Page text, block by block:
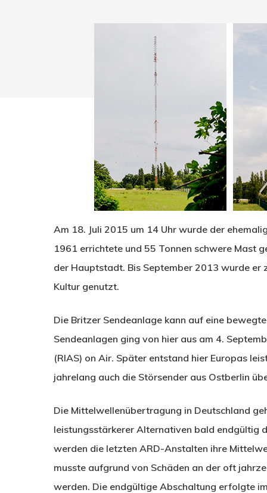
Drücken Sie Enter zum Suchen oder ESC zum
Am 18. Juli 2015 um 14 Uhr wurde der
1961 errichtete und 55 Tonnen schwere Mast
der Hauptstadt. Bis September 2013 wurde
Kultur genutzt.
Die Britzer Sendeanlage kann auf eine
Sendeanlagen ging von hier aus am 4.
(RIAS) on Air. Später entstand hier Europas
jahrelang auch die Störsender aus Ostberlin
Die Mittelwellenübertragung in Deutschland
leistungsstärkerer Alternativen bald endgültig
werden die letzten ARD-Anstalten ihre
musste aufgrund von Schäden an der oft
werden. Die endgültige Abschaltung erfolgte